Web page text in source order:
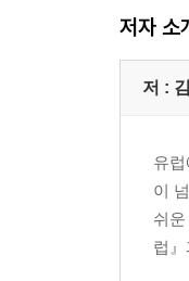
저자 소
저 :
유
이
쉬
럽